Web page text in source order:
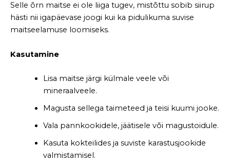
Selle õrn maitse ei ole liiga tugev, mistõttu sobib siirup
hästi nii igapäevase joogi kui ka pidulikuma suvise
maitseelamuse loomiseks.
Kasutamine
Lisa maitse järgi külmale veele või
mineraalveele.
Magusta sellega taimeteed ja teisi kuumi jooke.
Vala pannkookidele, jäätisele või magustoidule.
Kasuta kokteilides ja suviste karastusjookide
valmistamisel.